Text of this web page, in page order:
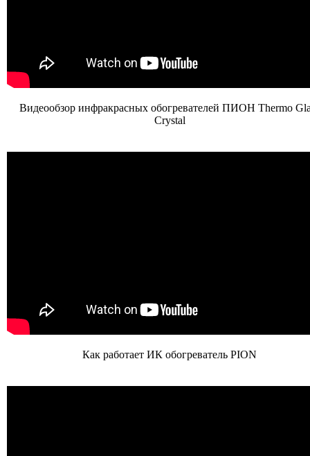
Видеообзор инфракрасных обогревателей ПИОН Thermo
Crystal
Как работает ИК обогреватель PION